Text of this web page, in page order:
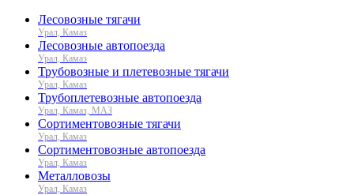
Лесовозные тягачи
Урал, Камаз
Лесовозные автопоезда
Урал, Камаз
Трубовозные и плетевозные тягачи
Урал, Камаз
Трубоплетевозные автопоезда
Урал, Камаз, МАЗ
Сортиментовозные тягачи
Урал, Камаз
Сортиментовозные автопоезда
Урал, Камаз
Металловозы
Урал, Камаз